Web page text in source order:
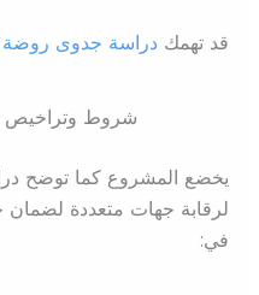
قد تهمك دراسة جدوى روضة
شروط وتراخيص
يخضع المشروع كما توضح
لرقابة جهات متعددة لضمان
في: